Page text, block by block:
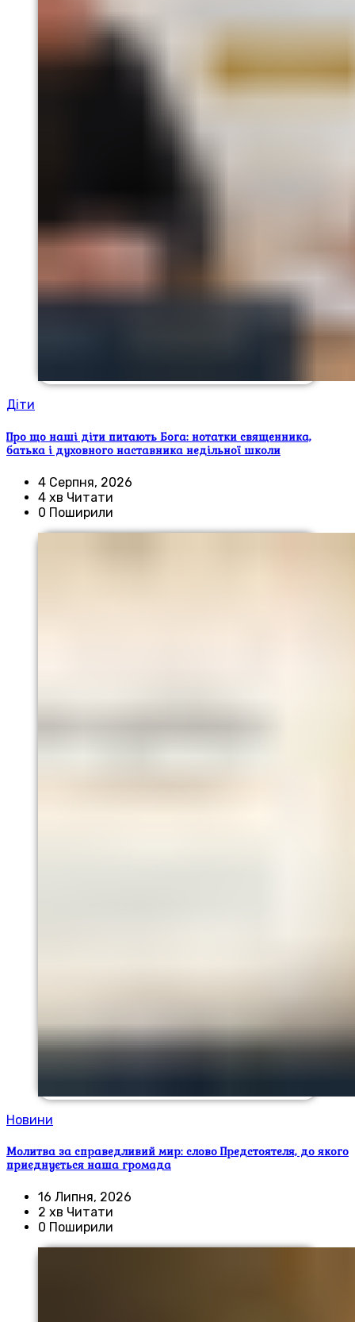
Діти
Про що наші діти питають Бога: нотатки священника,
батька і духовного наставника недільної школи
4 Серпня, 2026
4 хв Читати
0 Поширили
Новини
Молитва за справедливий мир: слово Предстоятеля, до якого
приєднується наша громада
16 Липня, 2026
2 хв Читати
0 Поширили